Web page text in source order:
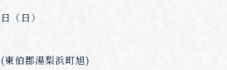
（日）
東伯郡湯梨浜町旭)